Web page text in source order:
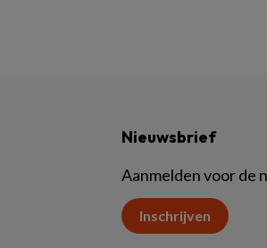
Nieuwsbrief
Aanmelden voor de
Inschrijven